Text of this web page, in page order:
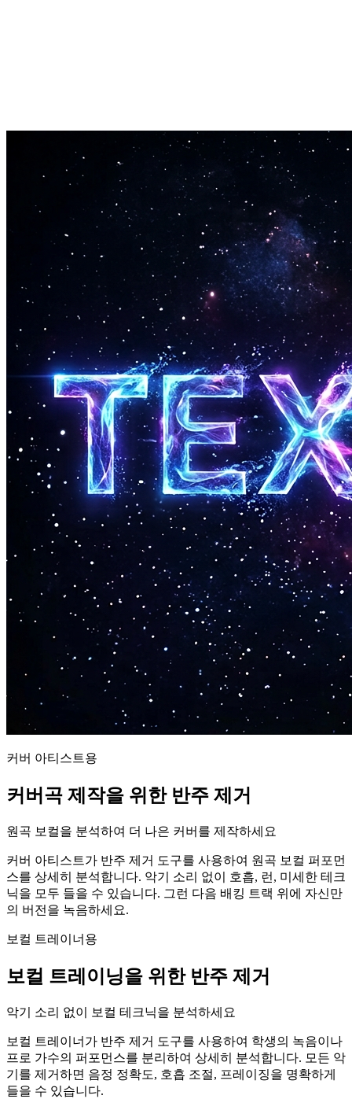
커버 아티스트용
커버곡 제작을 위한 반주 제거
원곡 보컬을 분석하여 더 나은 커버를 제작하세요
커버 아티스트가 반주 제거 도구를 사용하여 원곡 보컬 퍼포먼
스를 상세히 분석합니다. 악기 소리 없이 호흡, 런, 미세한 테크
닉을 모두 들을 수 있습니다. 그런 다음 배킹 트랙 위에 자신만
의 버전을 녹음하세요.
보컬 트레이너용
보컬 트레이닝을 위한 반주 제거
악기 소리 없이 보컬 테크닉을 분석하세요
보컬 트레이너가 반주 제거 도구를 사용하여 학생의 녹음이나
프로 가수의 퍼포먼스를 분리하여 상세히 분석합니다. 모든 악
기를 제거하면 음정 정확도, 호흡 조절, 프레이징을 명확하게
들을 수 있습니다.